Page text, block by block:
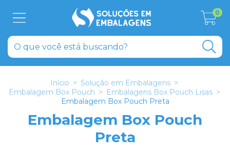
0
Início > Solução em Embalagens >
Embalagem Box Pouch > Embalagens Box Pouch Lisas >
Embalagem Box Pouch Preta
Embalagem Box Pouch
Preta